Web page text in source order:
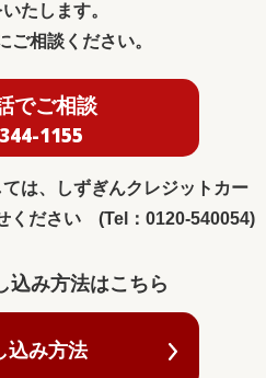
たします。
ご相談ください。
でご相談
1155
は、しずぎんクレジットカー
ください (Tel：0120-540054)
込み方法はこちら
込み方法